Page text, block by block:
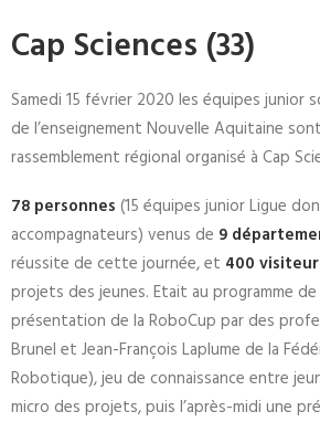
Cap Sciences (33)
Samedi 15 février 2020 les équipes junior
de l’enseignement Nouvelle Aquitaine
rassemblement régional organisé à Cap
78 personnes (15 équipes junior Ligue
accompagnateurs) venus de 9
réussite de cette journée, et 400
projets des jeunes. Etait au programme
présentation de la RoboCup par des
Brunel et Jean-François Laplume de la
Robotique), jeu de connaissance entre
micro des projets, puis l’après-midi une